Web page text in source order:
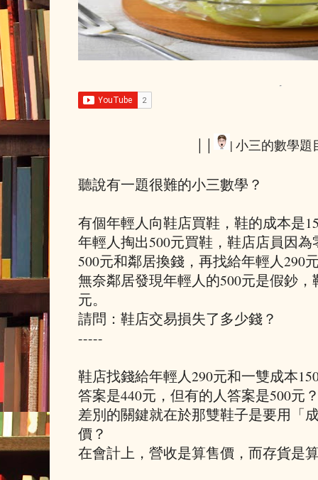
| 小三的數學題
聽說有一題很難的小三數學？
有個年輕人向鞋店買鞋，鞋的成本是
年輕人掏出500元買鞋，鞋店店員因
500元和鄰居換錢，再找給年輕人290
無奈鄰居發現年輕人的500元是假鈔
元。
請問：鞋店交易損失了多少錢？
-----
鞋店找錢給年輕人290元和一雙成本
答案是440元，但有的人答案是500元
差別的關鍵就在於那雙鞋子是要用「
價？
在會計上，營收是算售價，而存貨是